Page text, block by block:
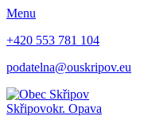
Menu
+420 553 781 104
podatelna@ouskripov.eu
Skřipovokr. Opava